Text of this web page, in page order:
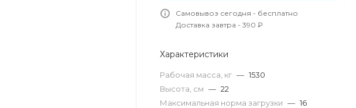
Самовывоз сегодня - бесплатно
Доставка завтра - 390 ₽
Характеристики
Рабочая масса, кг — 1530
Высота, см — 22
Максимальная норма загрузки — 16